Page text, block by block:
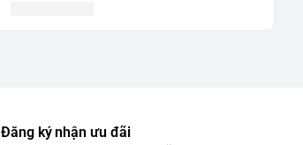
Đăng ký nhận ưu đãi